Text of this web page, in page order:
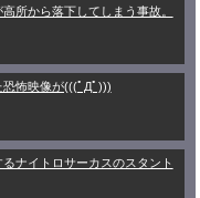
所から落下してしまう事故。
恐怖映像が(((ﾟДﾟ)))
ナイトロサーカスのスタント